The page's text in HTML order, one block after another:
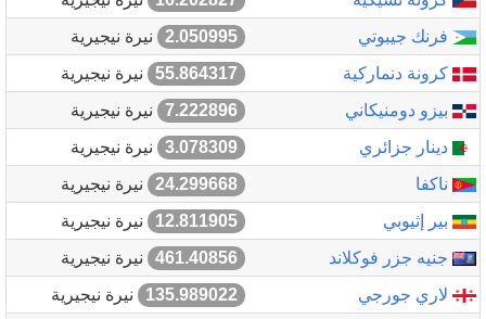
فرنك جيبوتي
2.050995
نيرة نيجيرية
كرونة دنماركية
55.864317
نيرة نيجيرية
بيزو دومنيكاني
7.222896
نيرة نيجيرية
دينار جزائري
3.078309
نيرة نيجيرية
ناكفا
24.299668
نيرة نيجيرية
بير إثيوبي
12.811905
نيرة نيجيرية
جنيه جزر فوكلاند
461.40856
نيرة نيجيرية
لاري جورجي
135.989022 نيرة نيجيرية